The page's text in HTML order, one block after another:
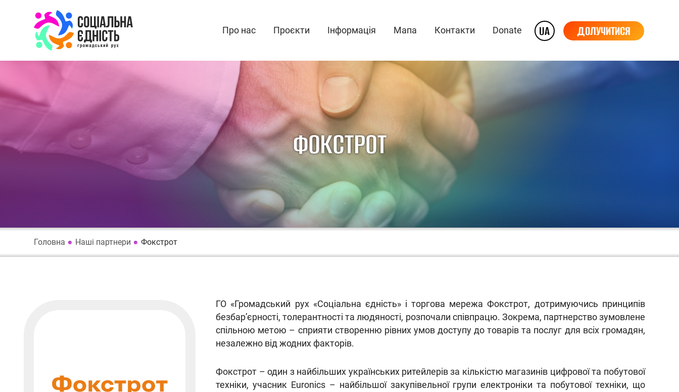
Про нас Проєкти Інформація Мапа Контакти Donate UA ДОЛУЧИТИСЯ
ФОКСТРОТ
Головна Наші партнери Фокстрот
ГО «Громадський рух «Соціальна єдність» і торгова мережа Фокстрот, дотримуючись принципів
безбар’єрності, толерантності та людяності, розпочали співпрацю. Зокрема, партнерство зумовлене
спільною метою – сприяти створенню рівних умов доступу до товарів та послуг для всіх громадян,
незалежно від жодних факторів.
Фокстрот – один з найбільших українських ритейлерів за кількістю магазинів цифрової та побутової
техніки, учасник Euronics – найбільшої закупівельної групи електроніки та побутової техніки, що